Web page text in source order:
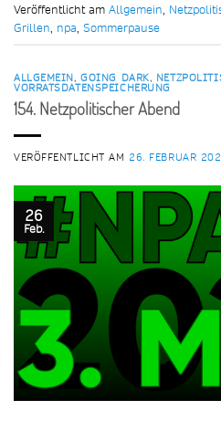
Veröffentlicht am Allgemein,
Grillen, npa, Sommerpause
ALLGEMEIN,GOING DARK,
VORRATSDATENSPEICHERUNG
154. Netzpolitischer Abend
VERÖFFENTLICHT AM 26. FEBRUAR
26
Feb.